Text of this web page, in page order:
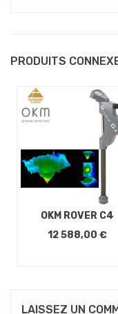
PRODUITS
OKM ROVER C4
12 588,00 €
LAISSEZ UN